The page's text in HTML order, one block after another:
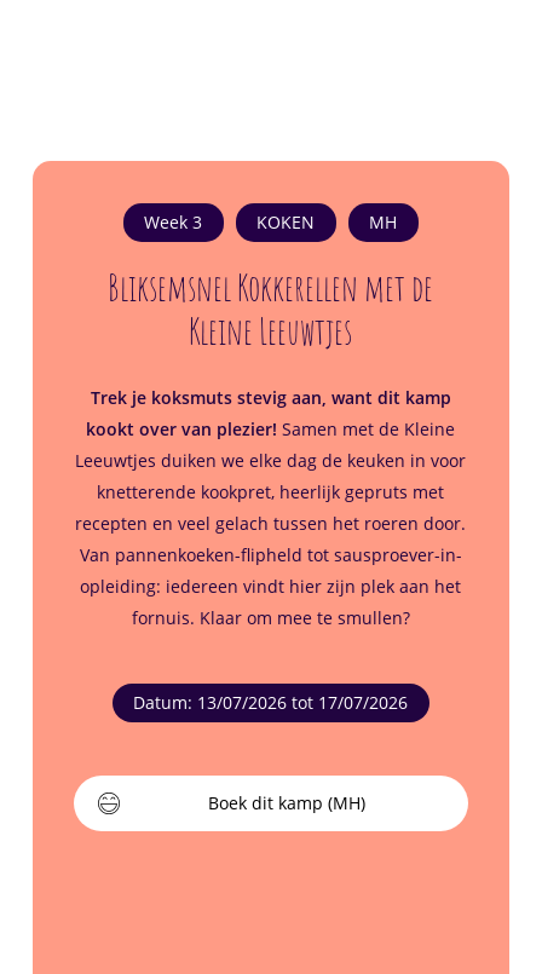
Week 3 KOKEN MH
Bliksemsnel Kokkerellen met de
Kleine Leeuwtjes
Trek je koksmuts stevig aan, want dit kamp
kookt over van plezier!Samen met de Kleine
Leeuwtjes duiken we elke dag de keuken in voor
knetterende kookpret, heerlijk gepruts met
recepten en veel gelach tussen het roeren door.
Van pannenkoeken-flipheld tot sausproever-in-
opleiding: iedereen vindt hier zijn plek aan het
fornuis. Klaar om mee te smullen?
Datum: 13/07/2026 tot 17/07/2026
Boek dit kamp (MH)